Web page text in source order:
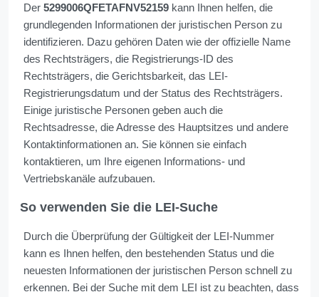
Der 5299006QFETAFNV52159 kann Ihnen helfen, die
grundlegenden Informationen der juristischen Person zu
identifizieren. Dazu gehören Daten wie der offizielle Name
des Rechtsträgers, die Registrierungs-ID des
Rechtsträgers, die Gerichtsbarkeit, das LEI-
Registrierungsdatum und der Status des Rechtsträgers.
Einige juristische Personen geben auch die
Rechtsadresse, die Adresse des Hauptsitzes und andere
Kontaktinformationen an. Sie können sie einfach
kontaktieren, um Ihre eigenen Informations- und
Vertriebskanäle aufzubauen.
So verwenden Sie die LEI-Suche
Durch die Überprüfung der Gültigkeit der LEI-Nummer
kann es Ihnen helfen, den bestehenden Status und die
neuesten Informationen der juristischen Person schnell zu
erkennen. Bei der Suche mit dem LEI ist zu beachten, dass